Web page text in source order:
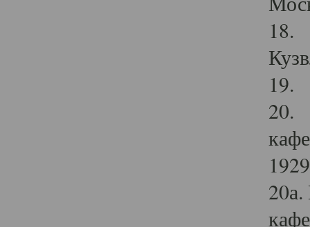
18.
19.
20.